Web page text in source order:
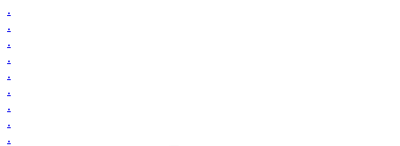
.
.
.
.
.
.
.
.
.